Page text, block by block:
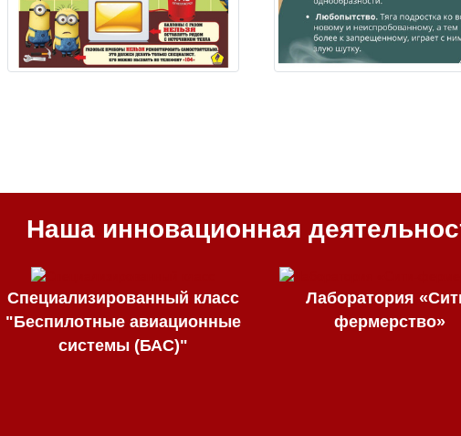
Наша инновационная
Специализированный класс
"Беспилотные авиационные
системы (БАС)"
Лаборатория
фермерство»